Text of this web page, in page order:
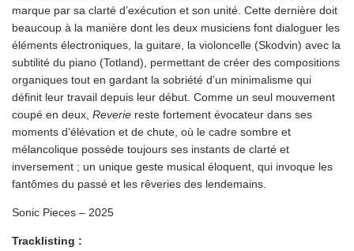
marque par sa clarté d’exécution et son unité. Cette dernière doit
beaucoup à la manière dont les deux musiciens font dialoguer les
éléments électroniques, la guitare, la violoncelle (Skodvin) avec la
subtilité du piano (Totland), permettant de créer des compositions
organiques tout en gardant la sobriété d’un minimalisme qui
définit leur travail depuis leur début. Comme un seul mouvement
coupé en deux, Reverie reste fortement évocateur dans ses
moments d’élévation et de chute, où le cadre sombre et
mélancolique possède toujours ses instants de clarté et
inversement ; un unique geste musical éloquent, qui invoque les
fantômes du passé et les rêveries des lendemains.
Sonic Pieces – 2025
Tracklisting :